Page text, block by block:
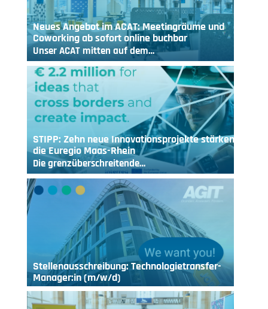
Neues Angebot im ACAT: Meetingräume und
Coworking ab sofort online buchbar
Unser ACAT mitten auf dem…
STIPP: Zehn neue Innovationsprojekte stärken
die Euregio Maas-Rhein
Die grenzüberschreitende…
Stellenausschreibung: Technologietransfer-
Manager:in (m/w/d)